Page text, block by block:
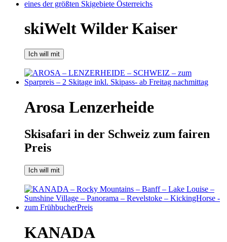
skiWelt Wilder Kaiser
Ich will mit
Arosa Lenzerheide
Skisafari in der Schweiz zum fairen
Preis
Ich will mit
KANADA